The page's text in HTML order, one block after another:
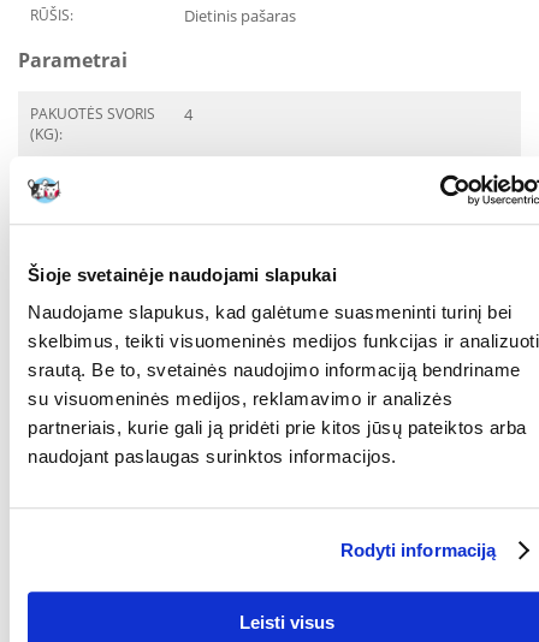
Šioje svetainėje naudojami slapukai
Naudojame slapukus, kad galėtume suasmeninti turinį bei
skelbimus, teikti visuomeninės medijos funkcijas ir analizuoti
srautą. Be to, svetainės naudojimo informaciją bendriname
su visuomeninės medijos, reklamavimo ir analizės
partneriais, kurie gali ją pridėti prie kitos jūsų pateiktos arba
naudojant paslaugas surinktos informacijos.
Rodyti informaciją
Leisti visus
RŪŠIS: Dietinis pašaras
Parametrai
PAKUOTĖS SVORIS
(KG):
4
PREKIŲ LINIJA:
Paskirtis
GYVENIMO ETAPAS:
SVEIKATOS
POŽYMIAI:
Vidurių užkietėjimas
Vidurių užkietėjimas
REIKALAVIMAI: